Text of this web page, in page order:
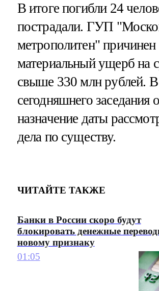
В итоге погибли 24
пострадали. ГУП
метрополитен" причинен
материальный ущерб на
свыше 330 млн рублей. В
сегодняшнего заседания
назначение даты
дела по существу.
ЧИТАЙТЕ ТАКЖЕ
Банки в России скоро будут
блокировать денежные
новому признаку
01:05